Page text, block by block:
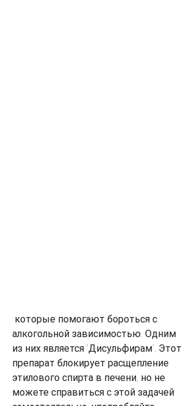
алкогольной зависимостью. Одним
из них является 'Дисульфирам'. Этот
препарат блокирует расщепление
этилового спирта в печени, но не
можете справиться с этой задачей